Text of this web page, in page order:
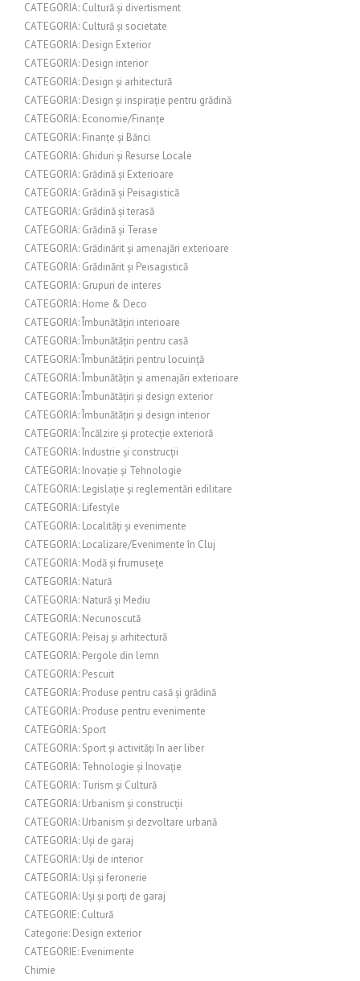
CATEGORIA: Cultură și divertisment
CATEGORIA: Cultură și societate
CATEGORIA: Design Exterior
CATEGORIA: Design interior
CATEGORIA: Design și arhitectură
CATEGORIA: Design și inspirație pentru grădină
CATEGORIA: Economie/Finanțe
CATEGORIA: Finanțe și Bănci
CATEGORIA: Ghiduri și Resurse Locale
CATEGORIA: Grădină și Exterioare
CATEGORIA: Grădină și Peisagistică
CATEGORIA: Grădină și terasă
CATEGORIA: Grădină și Terase
CATEGORIA: Grădinărit și amenajări exterioare
CATEGORIA: Grădinărit și Peisagistică
CATEGORIA: Grupuri de interes
CATEGORIA: Home & Deco
CATEGORIA: Îmbunătățiri interioare
CATEGORIA: Îmbunătățiri pentru casă
CATEGORIA: Îmbunătățiri pentru locuință
CATEGORIA: Îmbunătățiri și amenajări exterioare
CATEGORIA: Îmbunătățiri și design exterior
CATEGORIA: Îmbunătățiri și design interior
CATEGORIA: Încălzire și protecție exterioră
CATEGORIA: Industrie și construcții
CATEGORIA: Inovație și Tehnologie
CATEGORIA: Legislație și reglementări edilitare
CATEGORIA: Lifestyle
CATEGORIA: Localități și evenimente
CATEGORIA: Localizare/Evenimente în Cluj
CATEGORIA: Modă și frumusețe
CATEGORIA: Natură
CATEGORIA: Natură și Mediu
CATEGORIA: Necunoscută
CATEGORIA: Peisaj și arhitectură
CATEGORIA: Pergole din lemn
CATEGORIA: Pescuit
CATEGORIA: Produse pentru casă și grădină
CATEGORIA: Produse pentru evenimente
CATEGORIA: Sport
CATEGORIA: Sport și activități în aer liber
CATEGORIA: Tehnologie și Inovație
CATEGORIA: Turism și Cultură
CATEGORIA: Urbanism și construcții
CATEGORIA: Urbanism și dezvoltare urbană
CATEGORIA: Uși de garaj
CATEGORIA: Uși de interior
CATEGORIA: Uși și feronerie
CATEGORIA: Uși și porți de garaj
CATEGORIE: Cultură
Categorie: Design exterior
CATEGORIE: Evenimente
Chimie